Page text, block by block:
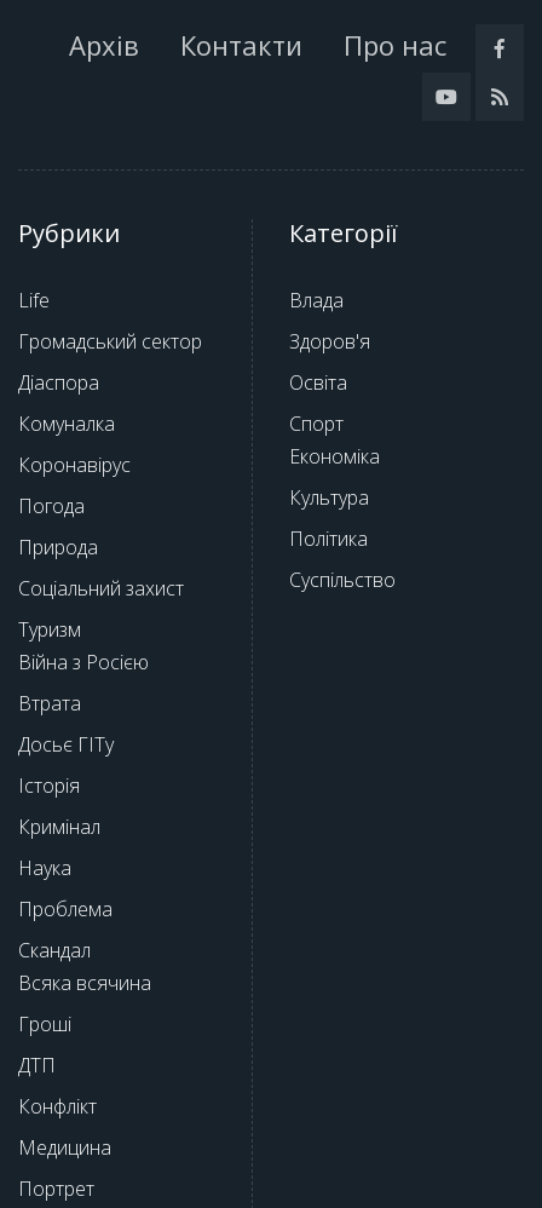
Архів Контакти Про нас
Рубрики
Life
Громадський сектор
Діаспора
Комуналка
Коронавірус
Погода
Природа
Соціальний захист
Туризм
Війна з Росією
Втрата
Досьє ГІТу
Історія
Кримінал
Наука
Проблема
Скандал
Всяка всячина
Гроші
ДТП
Конфлікт
Медицина
Портрет
Категорії
Влада
Здоров'я
Освіта
Спорт
Економіка
Культура
Політика
Суспільство